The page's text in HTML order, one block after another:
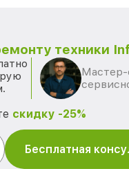
техники
Мастер-
скидку -25%
Бесплатная